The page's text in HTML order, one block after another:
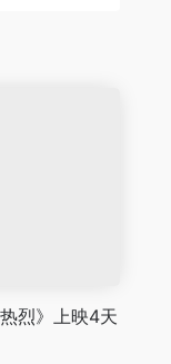
烈》上映4天